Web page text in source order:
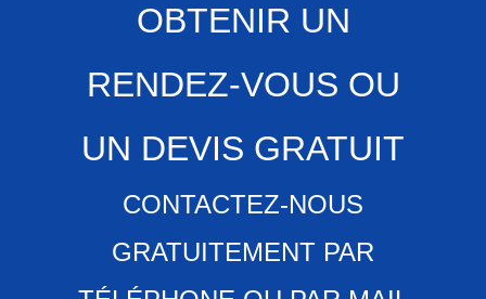
OBTENIR UN
RENDEZ-VOUS OU
UN DEVIS GRATUIT
CONTACTEZ-NOUS
GRATUITEMENT PAR